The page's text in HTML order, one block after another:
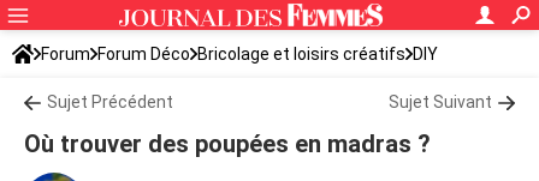
Forum Forum Déco Bricolage et loisirs créatifs DIY
Sujet Précédent Sujet Suivant
Où trouver des poupées en madras ?